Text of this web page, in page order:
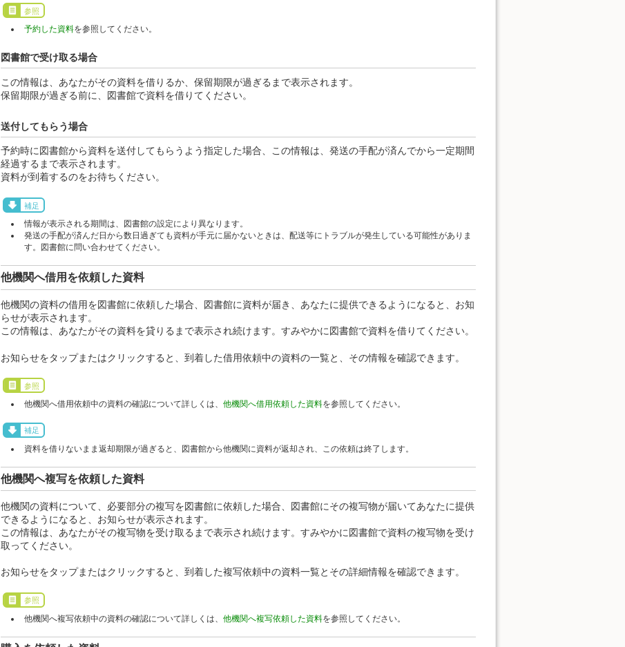
参照
予約した資料を参照してください。
図書館で受け取る場合
この情報は、あなたがその資料を借りるか、保留期限が過ぎるまで表示されます。
保留期限が過ぎる前に、図書館で資料を借りてください。
送付してもらう場合
予約時に図書館から資料を送付してもらうよう指定した場合、この情報は、発送の手配が済んでから一定期間
経過するまで表示されます。
資料が到着するのをお待ちください。
補足
情報が表示される期間は、図書館の設定により異なります。
発送の手配が済んだ日から数日過ぎても資料が手元に届かないときは、配送等にトラブルが発生している可能性がありま
す。図書館に問い合わせてください。
他機関へ借用を依頼した資料
他機関の資料の借用を図書館に依頼した場合、図書館に資料が届き、あなたに提供できるようになると、お知
らせが表示されます。
この情報は、あなたがその資料を貸りるまで表示され続けます。すみやかに図書館で資料を借りてください。
お知らせをタップまたはクリックすると、到着した借用依頼中の資料の一覧と、その情報を確認できます。
参照
他機関へ借用依頼中の資料の確認について詳しくは、他機関へ借用依頼した資料を参照してください。
補足
資料を借りないまま返却期限が過ぎると、図書館から他機関に資料が返却され、この依頼は終了します。
他機関へ複写を依頼した資料
他機関の資料について、必要部分の複写を図書館に依頼した場合、図書館にその複写物が届いてあなたに提供
できるようになると、お知らせが表示されます。
この情報は、あなたがその複写物を受け取るまで表示され続けます。すみやかに図書館で資料の複写物を受け
取ってください。
お知らせをタップまたはクリックすると、到着した複写依頼中の資料一覧とその詳細情報を確認できます。
参照
他機関へ複写依頼中の資料の確認について詳しくは、他機関へ複写依頼した資料を参照してください。